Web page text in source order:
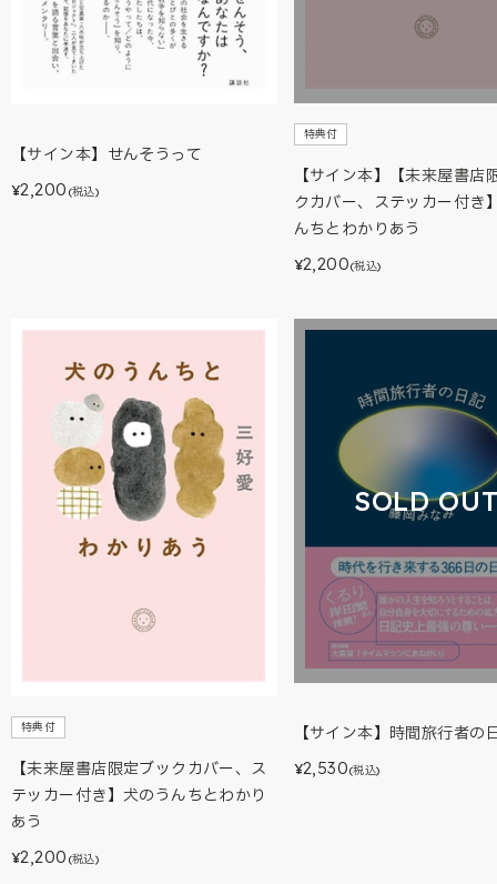
【サイン本】せんそうって
¥2,200 (税込)
特典付
【サイン本】【未来屋書店
クカバー、ステッカー付き
んちとわかりあう
¥2,200(税込)
特典付
【未来屋書店限定ブックカバー、ス
テッカー付き】犬のうんちとわかり
あう
¥2,200 (税込)
SOLD
【サイン本】時間旅行者の
¥2,530(税込)